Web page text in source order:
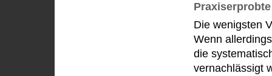
Die wenigsten
Wenn
die
vernachlässigt